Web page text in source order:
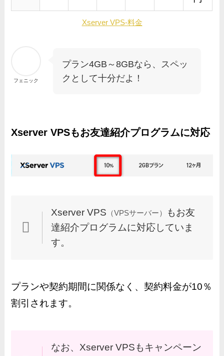
Xserver VPS-料金
フェニック
プラン4GB～8GBなら、スペッ
クとして十分だよ！
Xserver VPSもお友達紹介プログラムに対応
Xserver VPS （VPSサーバー）
もお友
達紹介プログラムに対応していま
す。
プランや契約期間に関係なく、契約料金が10％
割引されます。
なお、Xserver VPSもキャンペーン